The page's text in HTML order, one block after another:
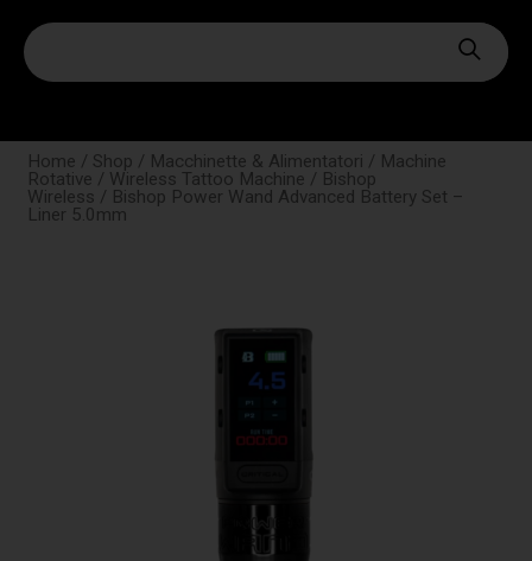
Home / Shop / Macchinette & Alimentatori / Machine
Rotative / Wireless Tattoo Machine / Bishop
Wireless / Bishop Power Wand Advanced Battery Set –
Liner 5.0mm